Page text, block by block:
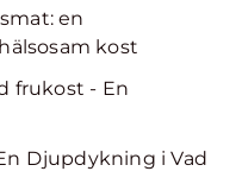
en
kost
frukost - En
Djupdykning i Vad